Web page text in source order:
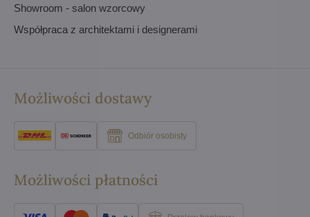
Showroom - salon wzorcowy
Współpraca z architektami i designerami
Możliwości dostawy
Odbiór osobisty
Możliwości płatności